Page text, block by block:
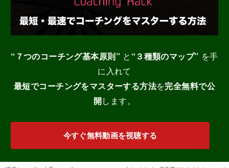
“７つのコーチング基本原則”と “３種類のマップ” を手
に入れて
最短でコーチングをマスターする方法を完全無料で公
開します。
今すぐ無料動画を視聴する